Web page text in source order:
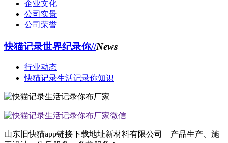
企业文化
公司实景
公司荣誉
快猫记录世界纪录你//News
行业动态
快猫记录生活记录你知识
山东旧快猫app链接下载地址新材料有限公司 产品生产、施